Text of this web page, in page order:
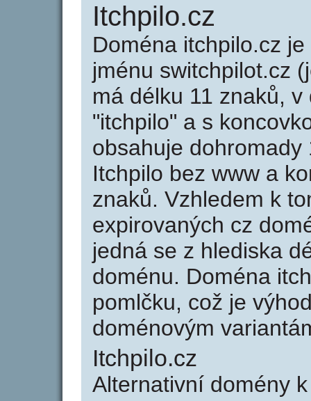
Itchpilo.cz
Doména itchpilo.cz
jménu switchpilot.cz
má délku 11 znaků,
"itchpilo" a s
obsahuje
Itchpilo bez www a
znaků. Vzhledem k
expirovaných cz
jedná se z hlediska
doménu. Doména
pomlčku, což je
doménovým
Itchpilo.cz
Alternativní domény